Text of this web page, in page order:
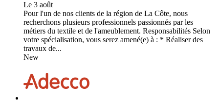
Le 3 août
Pour l'un de nos clients de la région de La Côte, nous
recherchons plusieurs professionnels passionnés par les
métiers du textile et de l'ameublement. Responsabilités Selon
votre spécialisation, vous serez amené(e) à : * Réaliser des
travaux de...
New